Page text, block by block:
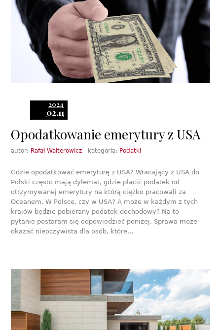
2024
02.11
Opodatkowanie emerytury z USA
autor: Rafał Walterowicz kategoria: Podatki
Gdzie opodatkować emeryturę z USA? Wracający z USA do
Polski często mają dylemat, gdzie płacić podatek od
otrzymywanej emerytury na którą ciężko pracowali za
Oceanem. W Polsce, czy w USA? A może w każdym z tych
krajów będzie pobierany podatek dochodowy? Na to
pytanie postaram się odpowiedzieć poniżej. Sprawa może
okazać nieoczywista dla osób, które…